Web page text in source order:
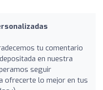
tu comentario
en nuestra
seguir
ofrecerte lo mejor en tus